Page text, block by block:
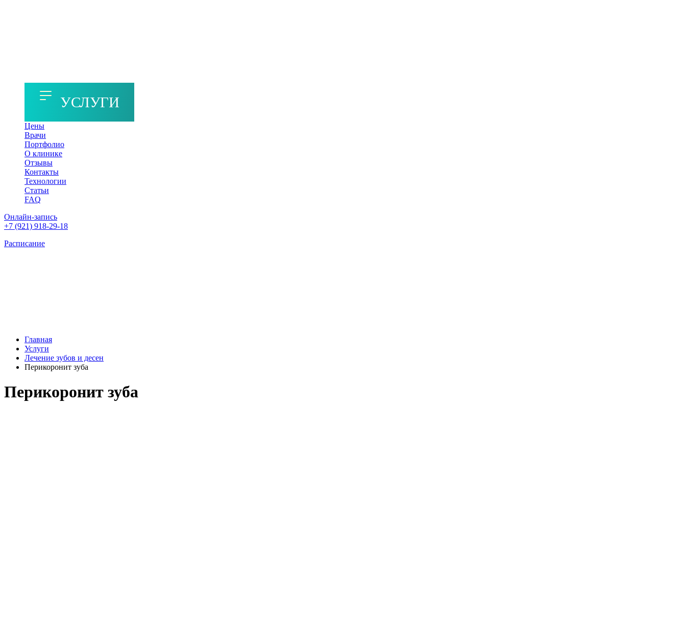
УСЛУГИ
Цены
Врачи
Портфолио
О клинике
Отзывы
Контакты
Технологии
Статьи
FAQ
Онлайн-запись
+7 (921) 918-29-18
Расписание
Главная
Услуги
Лечение зубов и десен
Перикоронит зуба
Перикоронит зуба